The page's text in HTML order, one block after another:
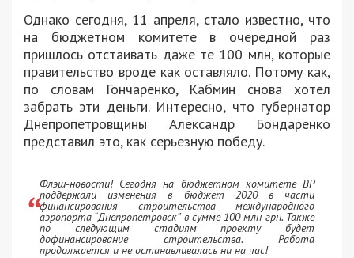
Однако сегодня, 11 апреля, стало известно, что
на бюджетном комитете в очередной раз
пришлось отстаивать даже те 100 млн, которые
правительство вроде как оставляло. Потому как,
по словам Гончаренко, Кабмин снова хотел
забрать эти деньги. Интересно, что губернатор
Днепропетровщины Александр Бондаренко
представил это, как серьезную победу.
Флэш-новости! Сегодня на бюджетном комитете ВР
поддержали изменения в бюджет 2020 в части
финансирования строительства международного
аэропорта “Днепропетровск” в сумме 100 млн грн. Также
по следующим стадиям проекту будет
дофинансирование строительства. Работа
продолжается и не останавливалась ни на час!